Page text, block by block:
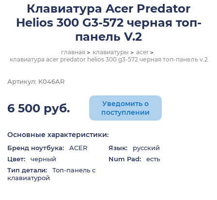
Клавиатура Acer Predator
Helios 300 G3-572 черная топ-
панель V.2
главная клавиатуры
acer
клавиатура acer predator helios 300 g3-572 черная топ-панель v.2
Артикул: K046AR
6 500 руб.
Уведомить о
поступлении
Основные характеристики:
Бренд ноутбука: ACER Язык:
русский
Цвет:
черный Num Pad:
есть
Тип детали:
Топ-панель с
клавиатурой